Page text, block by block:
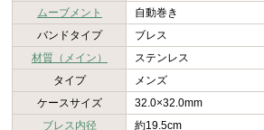
ムーブメント
自動巻き
バンドタイプ
ブレス
材質（メイン）
ステンレス
タイプ
メンズ
ケースサイズ
32.0×32.0mm
ブレス内径
約19.5cm